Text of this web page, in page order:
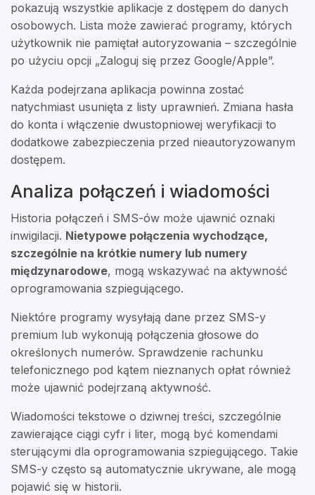
pokazują wszystkie aplikacje z dostępem do danych
osobowych. Lista może zawierać programy, których
użytkownik nie pamiętał autoryzowania – szczególnie
po użyciu opcji „Zaloguj się przez Google/Apple”.
Każda podejrzana aplikacja powinna zostać
natychmiast usunięta z listy uprawnień. Zmiana hasła
do konta i włączenie dwustopniowej weryfikacji to
dodatkowe zabezpieczenia przed nieautoryzowanym
dostępem.
Analiza połączeń i wiadomości
Historia połączeń i SMS-ów może ujawnić oznaki
inwigilacji. Nietypowe połączenia wychodzące,
szczególnie na krótkie numery lub numery
międzynarodowe, mogą wskazywać na aktywność
oprogramowania szpiegującego.
Niektóre programy wysyłają dane przez SMS-y
premium lub wykonują połączenia głosowe do
określonych numerów. Sprawdzenie rachunku
telefonicznego pod kątem nieznanych opłat również
może ujawnić podejrzaną aktywność.
Wiadomości tekstowe o dziwnej treści, szczególnie
zawierające ciągi cyfr i liter, mogą być komendami
sterującymi dla oprogramowania szpiegującego. Takie
SMS-y często są automatycznie ukrywane, ale mogą
pojawić się w historii.